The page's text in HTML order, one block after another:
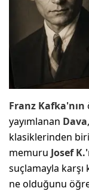
Franz Kafka'nın
yayımlanan Dava
klasiklerinden
memuru Josef
suçlamayla karşı
ne olduğunu